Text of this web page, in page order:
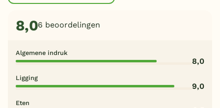
8,06 beoordelingen
Algemene indruk
8,0
Ligging
9,0
Eten